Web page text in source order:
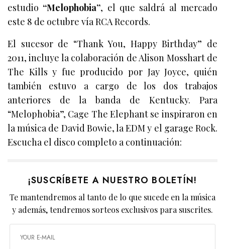
estudio “Melophobia”, el que saldrá al mercado
este 8 de octubre vía RCA Records.
El sucesor de “Thank You, Happy Birthday” de
2011, incluye la colaboración de Alison Mosshart de
The Kills y fue producido por Jay Joyce, quién
también estuvo a cargo de los dos trabajos
anteriores de la banda de Kentucky. Para
“Melophobia”, Cage The Elephant se inspiraron en
la música de David Bowie, la EDM y el garage Rock.
Escucha el disco completo a continuación:
¡SUSCRÍBETE A NUESTRO BOLETÍN!
Te mantendremos al tanto de lo que sucede en la música
y además, tendremos sorteos exclusivos para suscrites.